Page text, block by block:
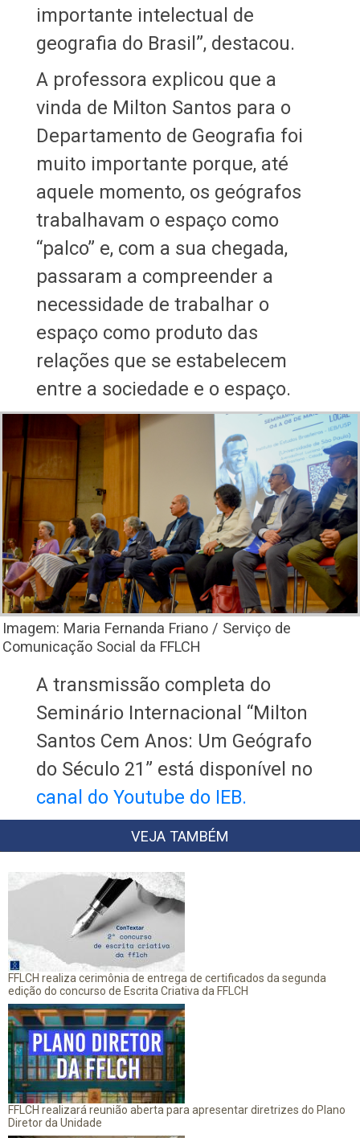
importante intelectual de
geografia do Brasil”, destacou.
A professora explicou que a
vinda de Milton Santos para o
Departamento de Geografia foi
muito importante porque, até
aquele momento, os geógrafos
trabalhavam o espaço como
“palco” e, com a sua chegada,
passaram a compreender a
necessidade de trabalhar o
espaço como produto das
relações que se estabelecem
entre a sociedade e o espaço.
Imagem: Maria Fernanda Friano / Serviço de
Comunicação Social da FFLCH
A transmissão completa do
Seminário Internacional “Milton
Santos Cem Anos: Um Geógrafo
do Século 21” está disponível no
canal do Youtube do IEB.
VEJA TAMBÉM
FFLCH realiza cerimônia de entrega de certificados da segunda
edição do concurso de Escrita Criativa da FFLCH
FFLCH realizará reunião aberta para apresentar diretrizes do Plano
Diretor da Unidade